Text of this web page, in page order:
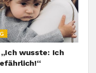
wusste: Ich